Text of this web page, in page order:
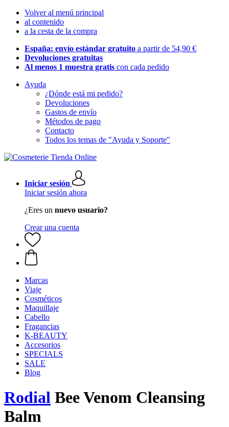
Volver al menú principal
al contenido
a la cesta de la compra
España: envío estándar gratuito a partir de 54,90 €
Devoluciones gratuitas
Al menos 1 muestra gratis con cada pedido
Ayuda
¿Dónde está mi pedido?
Devoluciones
Gastos de envío
Métodos de pago
Contacto
Todos los temas de "Ayuda y Soporte"
Iniciar sesión
Iniciar sesión ahora
¿Eres un nuevo usuario?
Crear una cuenta
Marcas
Viaje
Cosméticos
Maquillaje
Cabello
Fragancias
K-BEAUTY
Accesorios
SPECIALS
SALE
Blog
Rodial Bee Venom Cleansing
Balm